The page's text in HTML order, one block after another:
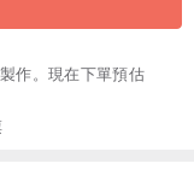
作。現在下單預估